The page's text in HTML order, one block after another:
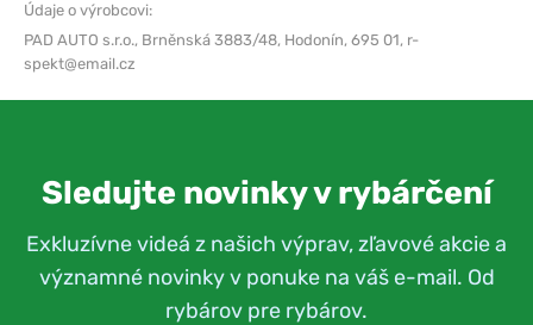
Údaje o výrobcovi:
PAD AUTO s.r.o., Brněnská 3883/48, Hodonín, 695 01, r-
spekt@email.cz
Sledujte novinky v rybárčení
Exkluzívne videá z našich výprav, zľavové akcie a
významné novinky v ponuke na váš e-mail. Od
rybárov pre rybárov.